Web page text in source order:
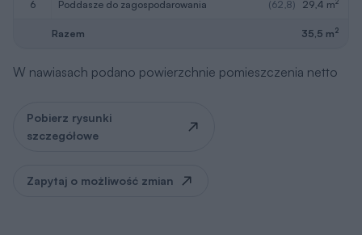
6 poddasze do zagospodarowania (62,8) 29,4 m
Razem 35,5 m2
W nawiasach podano powierzchnie pomieszczenia netto
Pobierz rysunki
szczegółowe
Zapytaj o możliwość zmian